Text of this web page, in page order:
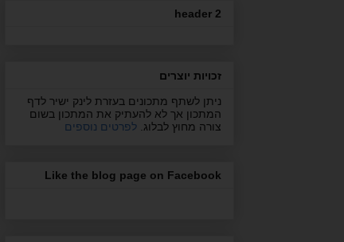
header 2
זכויות יוצרים
ניתן לשתף מתכונים בעזרת לינק ישיר לדף
המתכון אך לא להעתיק את המתכון בשום
צורה מחוץ לבלוג. לפרטים נוספים
Like the blog page on Facebook